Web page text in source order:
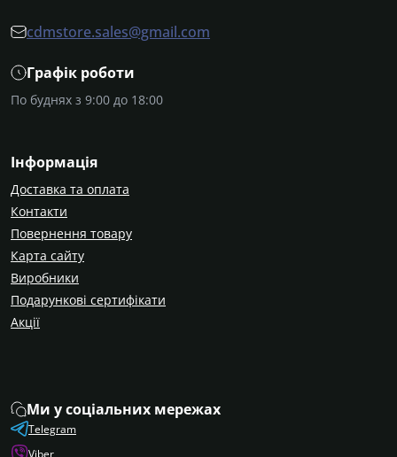
cdmstore.sales@gmail.com
Графік роботи
По буднях з 9:00 до 18:00
Інформація
Доставка та оплата
Контакти
Повернення товару
Карта сайту
Виробники
Подарункові сертифікати
Акції
Ми у соціальних мережах
Telegram
Viber